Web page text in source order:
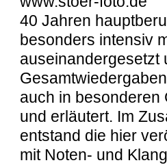
40 Jahren
besonders intensiv
auseinandergesetzt
auch in besonderen
und erläutert. Im
entstand die hier
mit Noten- und